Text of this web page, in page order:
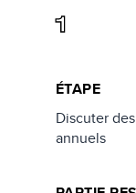
1
ÉTAPE
Discuter
annuels